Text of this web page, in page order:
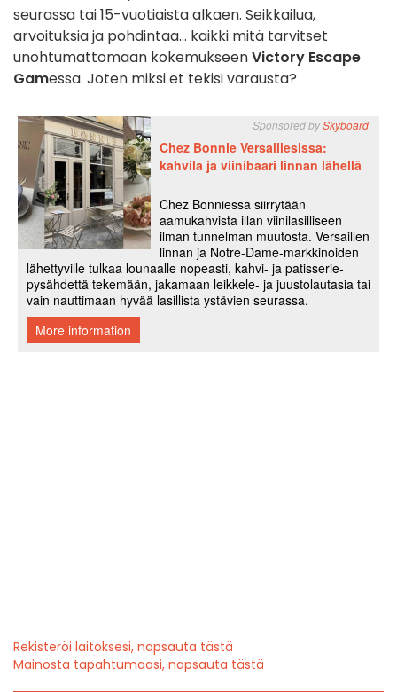
seurassa tai 15-vuotiaista alkaen. Seikkailua,
arvoituksia ja pohdintaa... kaikki mitä tarvitset
unohtumattomaan kokemukseenVictory Escape
Gamessa. Joten miksi et tekisi varausta?
Rekisteröi laitoksesi, napsauta tästä
Mainosta tapahtumaasi, napsauta tästä